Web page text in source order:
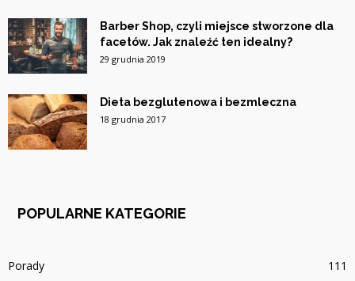
Barber Shop, czyli miejsce stworzone dla
facetów. Jak znaleźć ten idealny?
29 grudnia 2019
Dieta bezglutenowa i bezmleczna
18 grudnia 2017
POPULARNE KATEGORIE
Porady
111